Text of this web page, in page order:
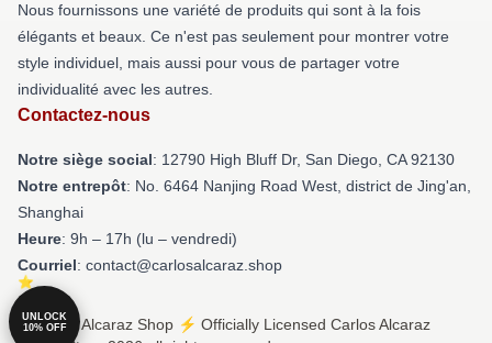
Nous fournissons une variété de produits qui sont à la fois
élégants et beaux. Ce n'est pas seulement pour montrer votre
style individuel, mais aussi pour vous de partager votre
individualité avec les autres.
Contactez-nous
Notre siège social: 12790 High Bluff Dr, San Diego, CA 92130
Notre entrepôt: No. 6464 Nanjing Road West, district de Jing'an,
Shanghai
Heure: 9h – 17h (lu – vendredi)
Courriel: contact@carlosalcaraz.shop
© Carlos Alcaraz Shop ⚡️ Officially Licensed Carlos Alcaraz
UNLOCK
10% OFF